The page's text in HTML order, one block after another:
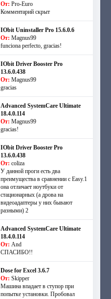
От: Pro-Euro
Комментарий скрыт
IObit Uninstaller Pro 15.6.0.6
От: Magnus99
funciona perfecto, gracias!
IObit Driver Booster Pro
13.6.0.438
От: Magnus99
gracias
Advanced SystemCare Ultimate
18.4.0.114
От: Magnus99
gracias!
IObit Driver Booster Pro
13.6.0.438
От: coliza
У данной проги есть два
преимущества в сравнении с Easy.1
она отличает ноутбуки от
стационарных (а дрова на
видеоадаптеры у них бывают
разными) 2
Advanced SystemCare Ultimate
18.4.0.114
От: And
СПАСИБО!!
Dose for Excel 3.6.7
От: Skipper
Машина впадает в ступор при
попытке установки. Пробовал